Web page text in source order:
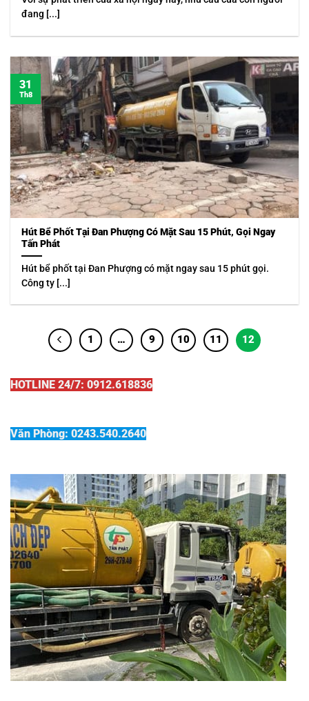
đang [...]
Hút Bể Phốt Tại Đan Phượng Có Mặt Sau 15 Phút, Gọi Ngay
Tấn Phát
Hút bể phốt tại Đan Phượng có mặt ngay sau 15 phút gọi.
Công ty [...]
31
Th8
1 … 9 10 11 12
HOTLINE 24/7: 0912.618836
Văn Phòng: 0243.540.2640